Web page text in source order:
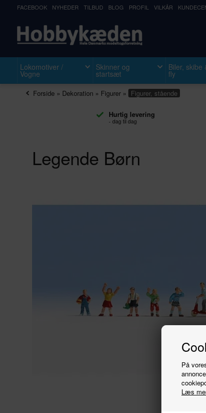
På
Læs
FACEBOOK NYHEDER TILBUD BLOG PROFIL VILKÅR
Lokomotiver /
Vogne
Skinner og
startsæt
Biler, skibe
fly
Forside» Dekoration » Figurer» Figurer, stående
Hurtig levering
- dag til dag
Legende Børn